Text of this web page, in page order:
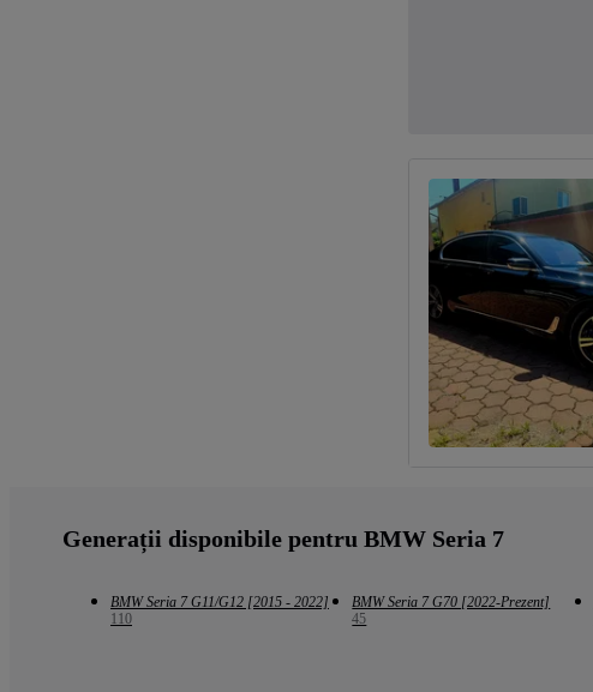
Generații disponibile pentru BMW Seria 7
BMW Seria 7 G11/G12 [2015 - 2022]
110
BMW Seria 7 G70 [2022-Prezent]
45